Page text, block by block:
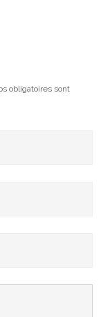
obligatoires sont